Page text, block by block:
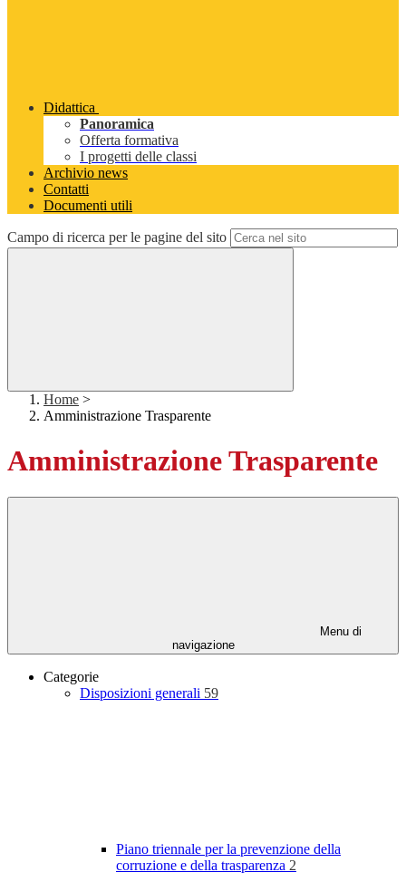
Didattica
Panoramica
Offerta formativa
I progetti delle classi
Archivio news
Contatti
Documenti utili
Campo di ricerca per le pagine del sito
Home >
Amministrazione Trasparente
Amministrazione Trasparente
Menu di
navigazione
Categorie
Disposizioni generali 59
Piano triennale per la prevenzione della
corruzione e della trasparenza 2